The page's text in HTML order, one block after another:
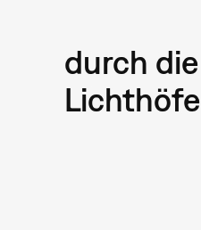
durch die